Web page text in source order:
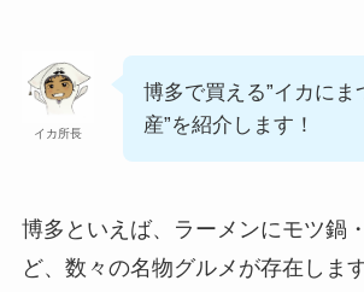
イカ所長
博多で買える”イカにま
産”を紹介します！
博多といえば、ラーメンにモツ鍋
ど、数々の名物グルメが存在します